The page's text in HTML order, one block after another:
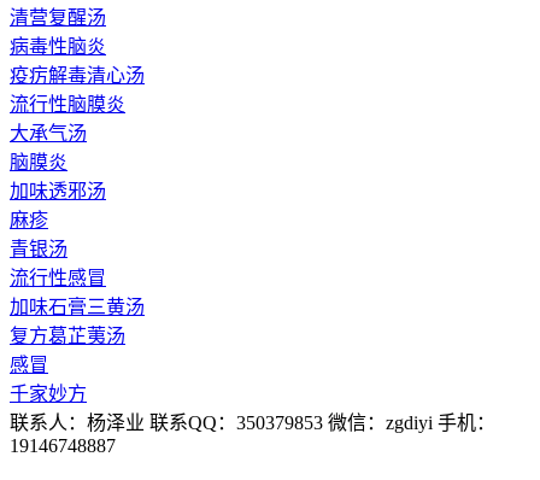
清营复醒汤
病毒性脑炎
疫疠解毒清心汤
流行性脑膜炎
大承气汤
脑膜炎
加味透邪汤
麻疹
青银汤
流行性感冒
加味石膏三黄汤
复方葛芷荑汤
感冒
千家妙方
联系人：杨泽业 联系QQ：350379853 微信：zgdiyi 手机：
19146748887